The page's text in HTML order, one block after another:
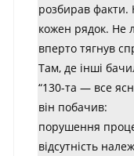
розбирав факти.
кожен рядок. Не
вперто тягнув
Там, де інші
“130-та — все
він побачив:
порушення
відсутність